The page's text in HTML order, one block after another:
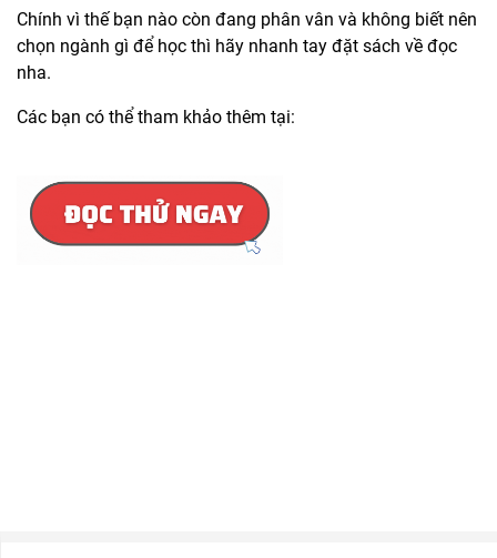
Chính vì thế bạn nào còn đang phân vân và không biết nên
chọn ngành gì để học thì hãy nhanh tay đặt sách về đọc
nha.
Các bạn có thể tham khảo thêm tại: